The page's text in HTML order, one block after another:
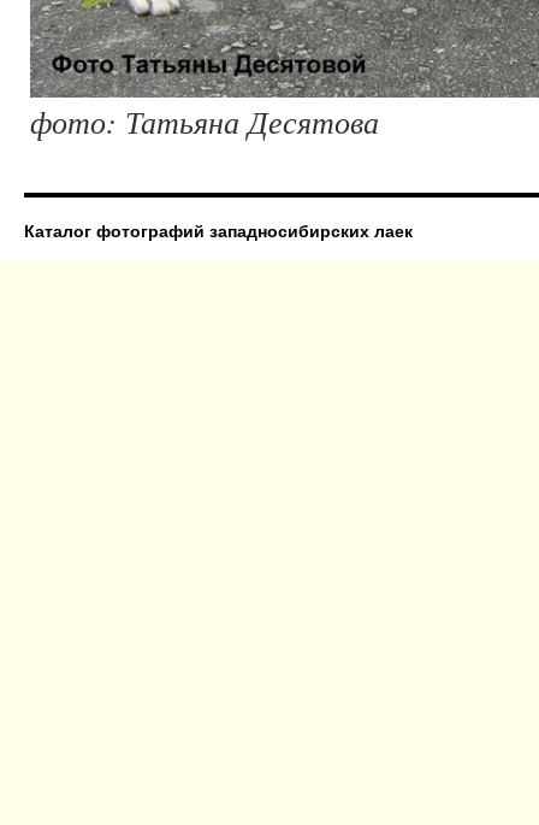
фото: Татьяна Десятова
Каталог фотографий западносибирских лаек